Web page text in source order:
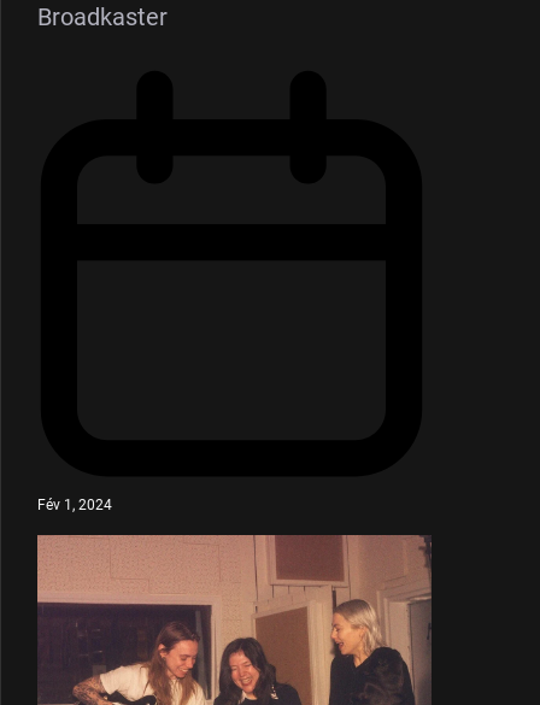
Broadkaster
Fév 1, 2024